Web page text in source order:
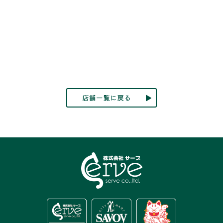
店舗一覧に戻る